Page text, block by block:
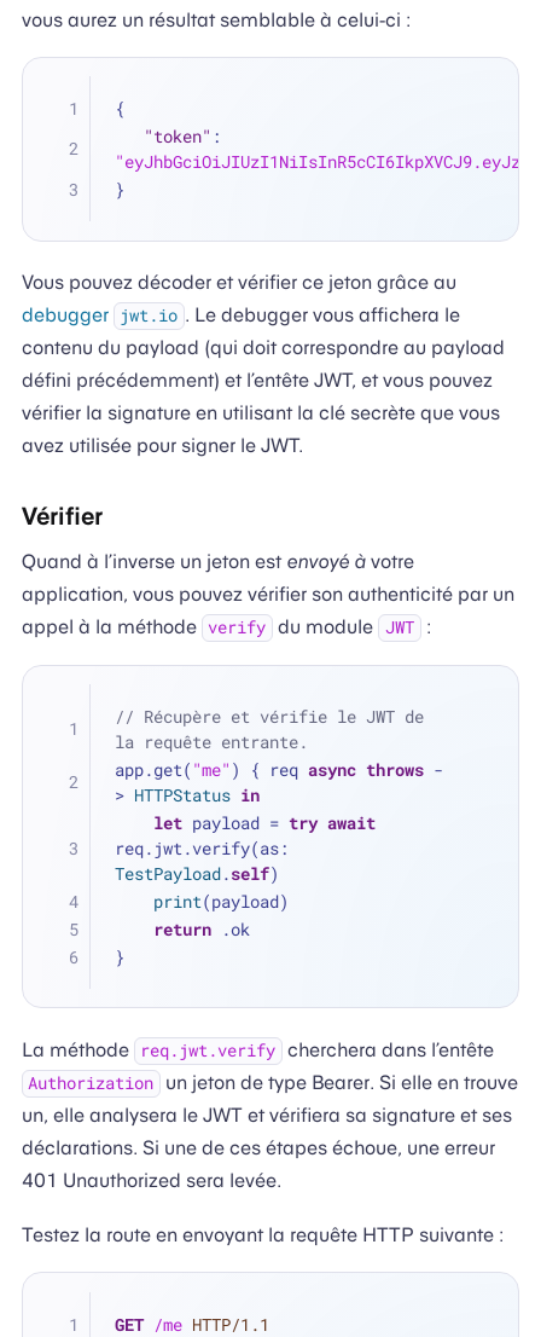
vous aurez un résultat semblable à celui-ci :
{
"token" :
}
Vous pouvez décoder et vérifier ce jeton grâce au
debugger
jwt.io . Le debugger vous affichera le
contenu du payload (qui doit correspondre au payload
défini précédemment) et l’entête JWT, et vous pouvez
vérifier la signature en utilisant la clé secrète que vous
avez utilisée pour signer le JWT.
Vérifier
Quand à l’inverse un jeton est envoyé àvotre
application, vous pouvez vérifier son authenticité par un
appel à la méthode verify du module JWT :
// Récupère et vérifie le JWT de
la requête entrante.
app.get( "me" ) { req async throws -
> HTTPStatus in
let payload = try await
TestPayload.self)
print(payload)
return .ok
}
La méthode req.jwt.verify cherchera dans l’entête
Authorization
un jeton de type Bearer. Si elle en trouve
un, elle analysera le JWT et vérifiera sa signature et ses
déclarations. Si une de ces étapes échoue, une erreur
401 Unauthorized sera levée.
Testez la route en envoyant la requête HTTP suivante :
GET /me HTTP/1.1